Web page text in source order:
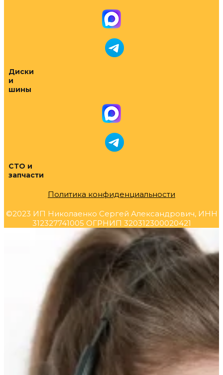
Диски
и
шины
СТО и
запчасти
Политика конфиденциальности
©2023 ИП Николаенко Сергей Александрович, ИНН
312327741005 ОГРНИП 320312300020421